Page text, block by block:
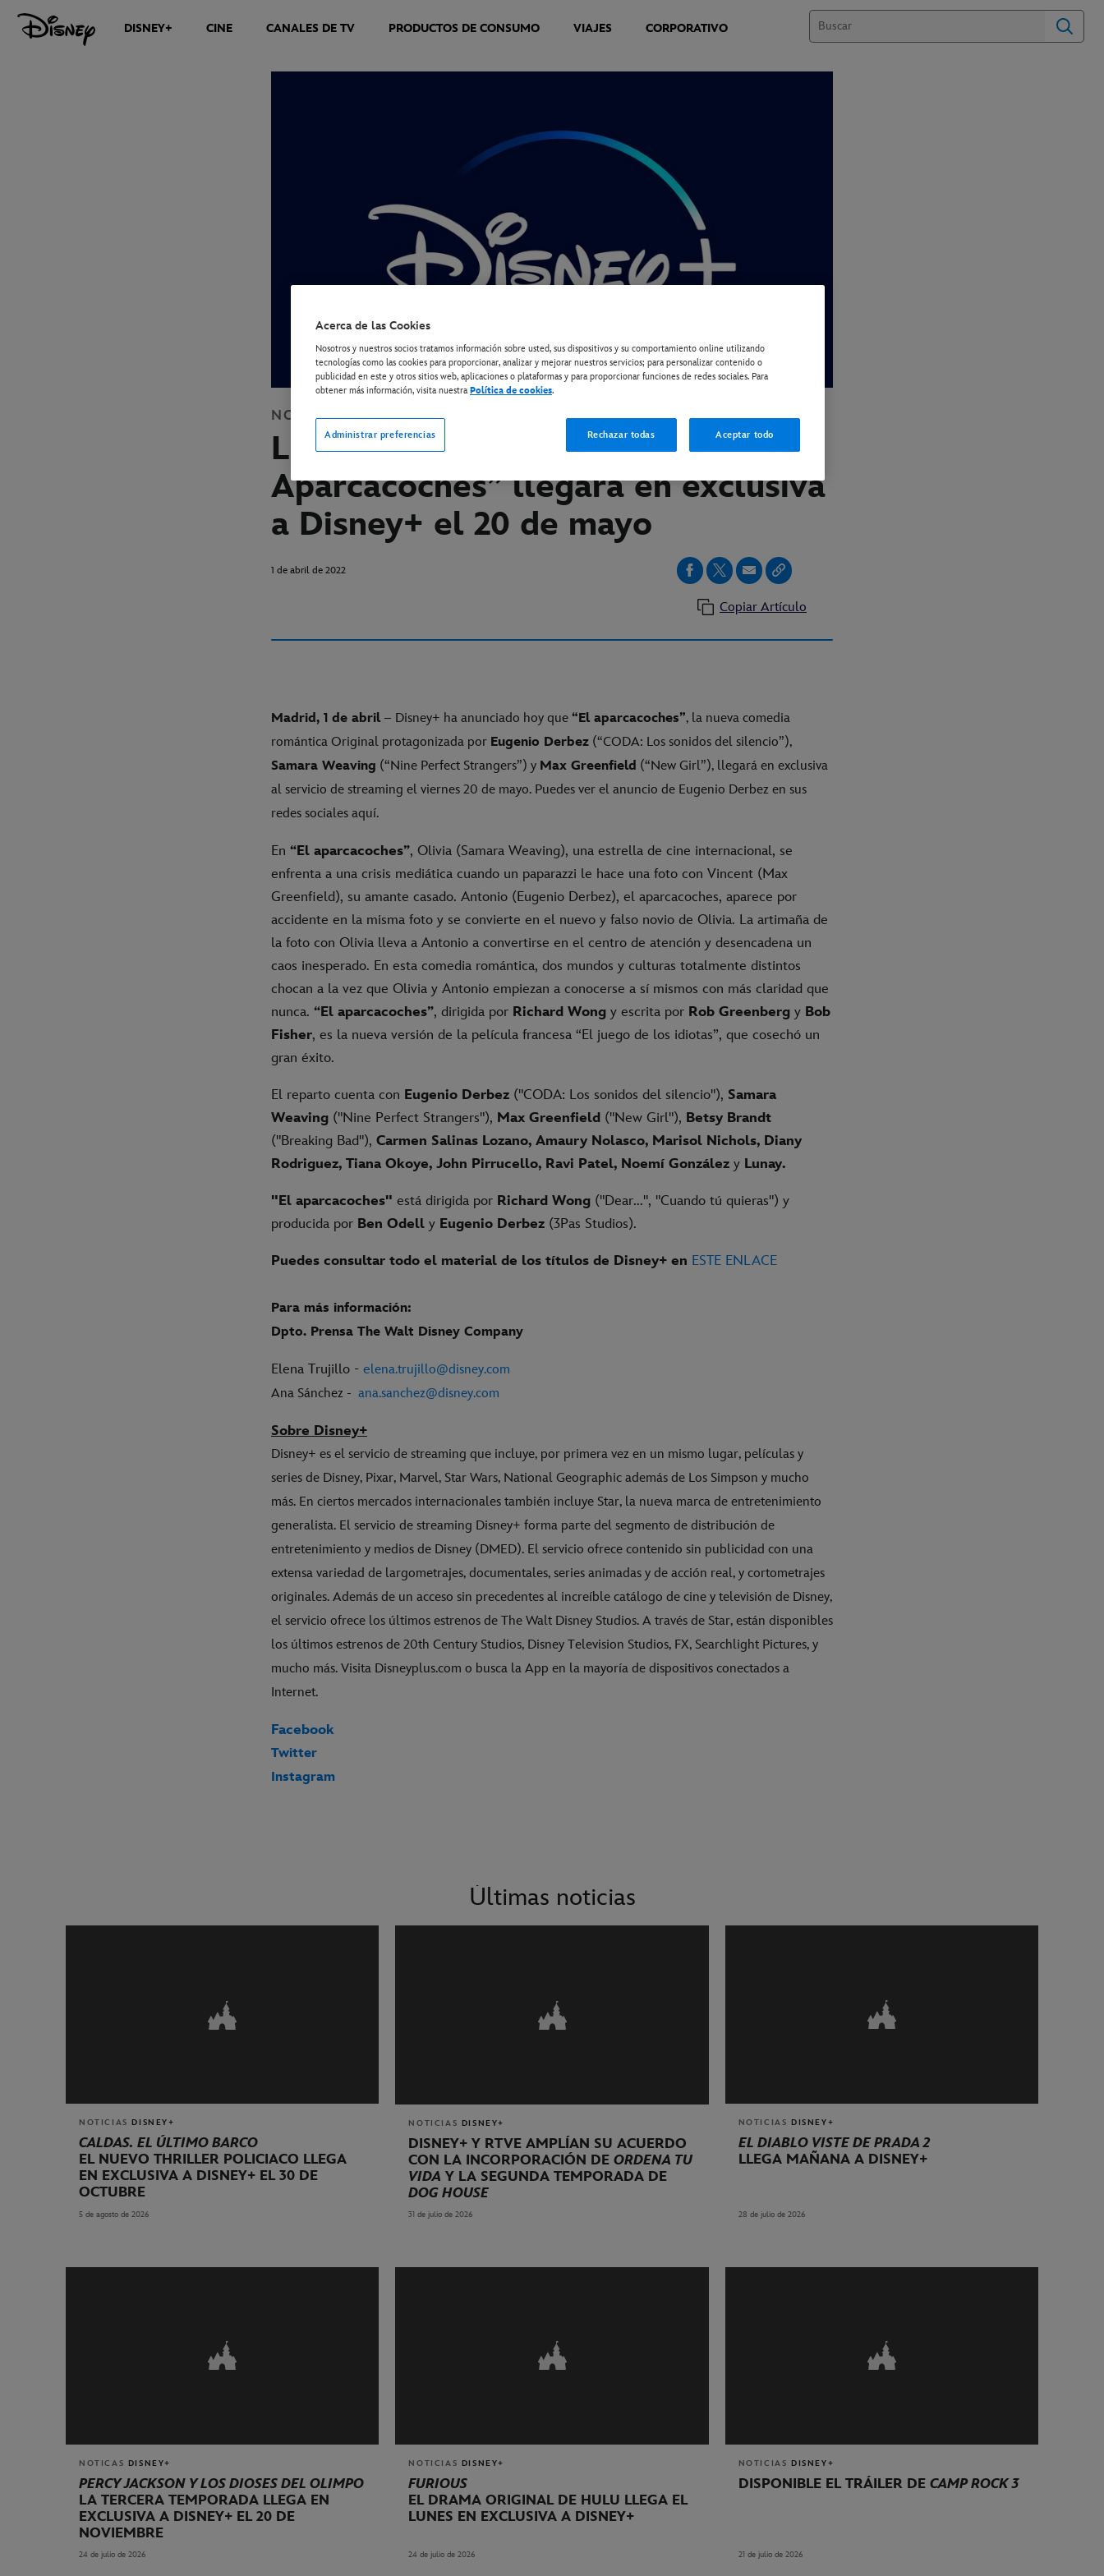
DISNEY+ CINE CANALES DE TV PRODUCTOS DE CONSUMO VIAJES CORPORATIVO
NOTICIAS DISNEY+
La película original “El
Aparcacoches” llegará en exclusiva
a Disney+ el 20 de mayo
1 de abril de 2022
Copiar Artículo
Madrid, 1 de abril– Disney+ ha anunciado hoy que “El aparcacoches”, la nueva comedia
romántica Original protagonizada por Eugenio Derbez (“CODA: Los sonidos del silencio”),
Samara Weaving (“Nine Perfect Strangers”) y Max Greenfield (“New Girl”), llegará en exclusiva
al servicio de streaming el viernes 20 de mayo. Puedes ver el anuncio de Eugenio Derbez en sus
redes sociales aquí.
En “El aparcacoches”, Olivia (Samara Weaving), una estrella de cine internacional, se
enfrenta a una crisis mediática cuando un paparazzi le hace una foto con Vincent (Max
Greenfield), su amante casado. Antonio (Eugenio Derbez), el aparcacoches, aparece por
accidente en la misma foto y se convierte en el nuevo y falso novio de Olivia. La artimaña de
la foto con Olivia lleva a Antonio a convertirse en el centro de atención y desencadena un
caos inesperado. En esta comedia romántica, dos mundos y culturas totalmente distintos
chocan a la vez que Olivia y Antonio empiezan a conocerse a sí mismos con más claridad que
nunca. “El aparcacoches”, dirigida por Richard Wong y escrita por Rob Greenberg y Bob
Fisher, es la nueva versión de la película francesa “El juego de los idiotas”, que cosechó un
gran éxito.
El reparto cuenta con Eugenio Derbez ("CODA: Los sonidos del silencio"), Samara
Weaving ("Nine Perfect Strangers"), Max Greenfield ("New Girl"), Betsy Brandt
("Breaking Bad"), Carmen Salinas Lozano, Amaury Nolasco, Marisol Nichols, Diany
Rodriguez, Tiana Okoye, John Pirrucello, Ravi Patel, Noemí González y Lunay.
"El aparcacoches" está dirigida por Richard Wong ("Dear...", "Cuando tú quieras") y
producida por Ben Odell y Eugenio Derbez (3Pas Studios).
Puedes consultar todo el material de los títulos de Disney+ en ESTE ENLACE
Para más información:
Dpto. Prensa The Walt Disney Company
Elena Trujillo - elena.trujillo@disney.com
Ana Sánchez - ana.sanchez@disney.com
Sobre Disney+
Disney+ es el servicio de streaming que incluye, por primera vez en un mismo lugar, películas y
series de Disney, Pixar, Marvel, Star Wars, National Geographic además de Los Simpson y mucho
más. En ciertos mercados internacionales también incluye Star, la nueva marca de entretenimiento
generalista. El servicio de streaming Disney+ forma parte del segmento de distribución de
entretenimiento y medios de Disney (DMED). El servicio ofrece contenido sin publicidad con una
extensa variedad de largometrajes, documentales, series animadas y de acción real, y cortometrajes
originales. Además de un acceso sin precedentes al increíble catálogo de cine y televisión de Disney,
el servicio ofrece los últimos estrenos de The Walt Disney Studios. A través de Star, están disponibles
los últimos estrenos de 20th Century Studios, Disney Television Studios, FX, Searchlight Pictures, y
mucho más. Visita Disneyplus.com o busca la App en la mayoría de dispositivos conectados a
Internet.
Facebook
Twitter
Instagram
Últimas noticias
NOTICIAS DISNEY+
CALDAS. EL ÚLTIMO BARCO
EL NUEVO THRILLER POLICIACO LLEGA
EN EXCLUSIVA A DISNEY+ EL 30 DE
OCTUBRE
5 de agosto de 2026
NOTICIAS DISNEY+
DISNEY+ Y RTVE AMPLÍAN SU ACUERDO
CON LA INCORPORACIÓN DEORDENA TU
VIDA Y LA SEGUNDA TEMPORADA DE
DOG HOUSE
31 de julio de 2026
NOTICIAS DISNEY+
EL DIABLO VISTE DE PRADA 2
LLEGA MAÑANA A DISNEY+
28 de julio de 2026
NOTICAS DISNEY+
PERCY JACKSON Y LOS DIOSES DEL OLIMPO
LA TERCERA TEMPORADA LLEGA EN
EXCLUSIVA A DISNEY+ EL 20 DE
NOVIEMBRE
24 de julio de 2026
NOTICIAS DISNEY+
FURIOUS
EL DRAMA ORIGINAL DE HULU LLEGA EL
LUNES EN EXCLUSIVA A DISNEY+
24 de julio de 2026
NOTICIAS DISNEY+
DISPONIBLE EL TRÁILER DE CAMP ROCK 3
21 de julio de 2026
Acerca de las Cookies
Nosotros y nuestros socios tratamos información sobre usted, sus dispositivos y su comportamiento online utilizando
tecnologías como las cookies para proporcionar, analizar y mejorar nuestros servicios; para personalizar contenido o
publicidad en este y otros sitios web, aplicaciones o plataformas y para proporcionar funciones de redes sociales. Para
obtener más información, visita nuestraPolítica de cookies.
Administrar preferencias Rechazar todas Aceptar todo